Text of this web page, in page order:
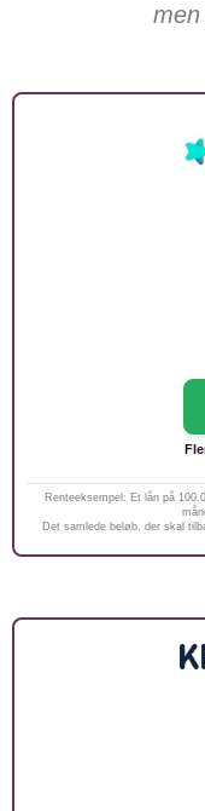
Renteeksempel: Et lån på
Det samlede beløb, der skal